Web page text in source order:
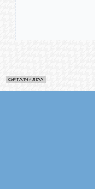
СУРТАЛЧИЛГАА